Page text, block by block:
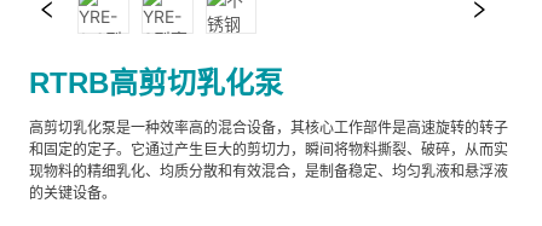
RTRB高剪切乳化泵
高剪切乳化泵是一种效率高的混合设备，其核心工作部件是高速旋转的转子
和固定的定子。它通过产生巨大的剪切力，瞬间将物料撕裂、破碎，从而实
现物料的精细乳化、均质分散和有效混合，是制备稳定、均匀乳液和悬浮液
的关键设备。